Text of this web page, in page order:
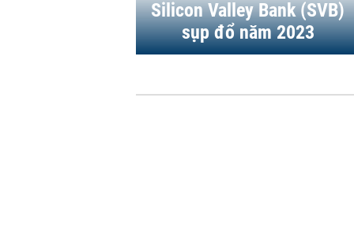
Silicon Valley Bank (SVB)
sụp đổ năm 2023